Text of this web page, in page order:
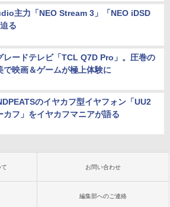
主力「NEO Stream 3」「NEO iDSD
る
レードテレビ「TCL Q7D Pro」。圧巻の
で映画＆ゲームが極上体験に
のイヤカフ型イヤフォン「UU2
カフ」をイヤカフマニアが語る
お問い合わせ
編集部へのご連絡